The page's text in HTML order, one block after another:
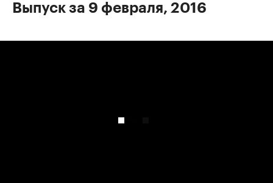
Выпуск за 9 февраля, 2016